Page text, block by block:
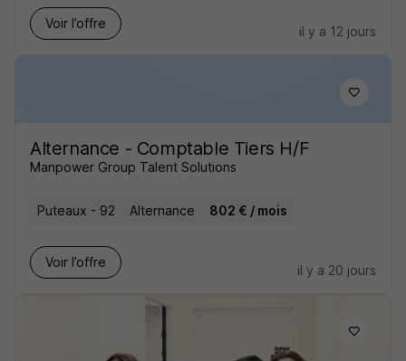
Voir l’offre
il y a 12 jours
Alternance - Comptable Tiers H/F
Manpower Group Talent Solutions
Puteaux - 92 Alternance 802 € / mois
Voir l’offre
il y a 20 jours